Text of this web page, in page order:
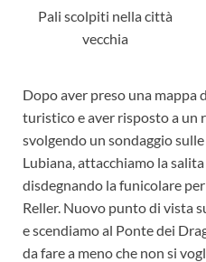
Pali scolpiti nella città
vecchia
Dopo aver preso una mappa
turistico e aver risposto a un
svolgendo un sondaggio
Lubiana, attacchiamo la
disdegnando la funicolare
Reller. Nuovo punto di vista
e scendiamo al Ponte dei
da fare a meno che non si